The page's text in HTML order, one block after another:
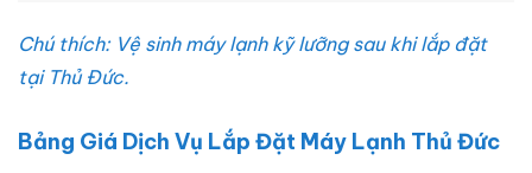
Chú thích: Vệ sinh máy lạnh kỹ lưỡng sau khi lắp đặt
tại Thủ Đức.
Bảng Giá Dịch Vụ Lắp Đặt Máy Lạnh Thủ Đức